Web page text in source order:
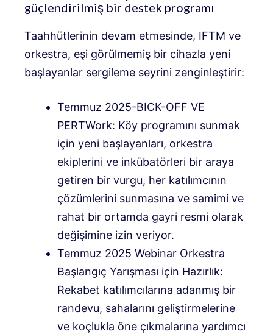
güçlendirilmiş bir destek programı
Taahhütlerinin devam etmesinde, IFTM ve
orkestra, eşi görülmemiş bir cihazla yeni
başlayanlar sergileme seyrini zenginleştirir:
Temmuz 2025-BICK-OFF VE
PERTWork: Köy programını sunmak
için yeni başlayanları, orkestra
ekiplerini ve inkübatörleri bir araya
getiren bir vurgu, her katılımcının
çözümlerini sunmasına ve samimi ve
rahat bir ortamda gayri resmi olarak
değişimine izin veriyor.
Temmuz 2025 Webinar Orkestra
Başlangıç ​​Yarışması için Hazırlık:
Rekabet katılımcılarına adanmış bir
randevu, sahalarını geliştirmelerine
ve koçlukla öne çıkmalarına yardımcı